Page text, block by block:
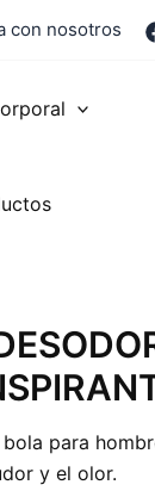
con nosotros
para
y el olor.